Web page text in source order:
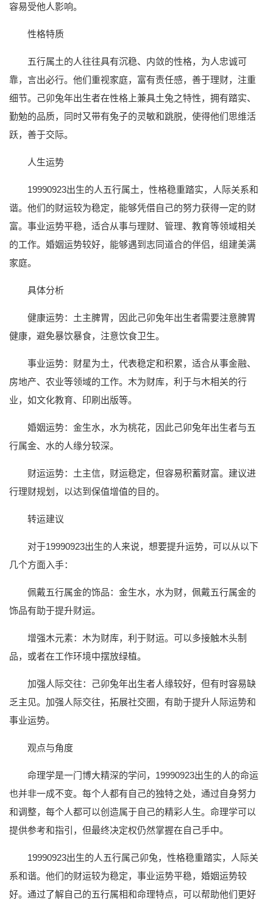
容易受他人影响。
性格特质
五行属土的人往往具有沉稳、内敛的性格，为人忠诚可
靠，言出必行。他们重视家庭，富有责任感，善于理财，注重
细节。己卯兔年出生者在性格上兼具土兔之特性，拥有踏实、
勤勉的品质，同时又带有兔子的灵敏和跳脱，使得他们思维活
跃，善于交际。
人生运势
19990923出生的人五行属土，性格稳重踏实，人际关系和
谐。他们的财运较为稳定，能够凭借自己的努力获得一定的财
富。事业运势平稳，适合从事与理财、管理、教育等领域相关
的工作。婚姻运势较好，能够遇到志同道合的伴侣，组建美满
家庭。
具体分析
健康运势：土主脾胃，因此己卯兔年出生者需要注意脾胃
健康，避免暴饮暴食，注意饮食卫生。
事业运势：财星为土，代表稳定和积累，适合从事金融、
房地产、农业等领域的工作。木为财库，利于与木相关的行
业，如文化教育、印刷出版等。
婚姻运势：金生水，水为桃花，因此己卯兔年出生者与五
行属金、水的人缘分较深。
财运运势：土主信，财运稳定，但容易积蓄财富。建议进
行理财规划，以达到保值增值的目的。
转运建议
对于19990923出生的人来说，想要提升运势，可以从以下
几个方面入手：
佩戴五行属金的饰品：金生水，水为财，佩戴五行属金的
饰品有助于提升财运。
增强木元素：木为财库，利于财运。可以多接触木头制
品，或者在工作环境中摆放绿植。
加强人际交往：己卯兔年出生者人缘较好，但有时容易缺
乏主见。加强人际交往，拓展社交圈，有助于提升人际运势和
事业运势。
观点与角度
命理学是一门博大精深的学问，19990923出生的人的命运
也并非一成不变。每个人都有自己的独特之处，通过自身努力
和调整，每个人都可以创造属于自己的精彩人生。命理学可以
提供参考和指引，但最终决定权仍然掌握在自己手中。
19990923出生的人五行属己卯兔，性格稳重踏实，人际关
系和谐。他们的财运较为稳定，事业运势平稳，婚姻运势较
好。通过了解自己的五行属相和命理特点，可以帮助他们更好